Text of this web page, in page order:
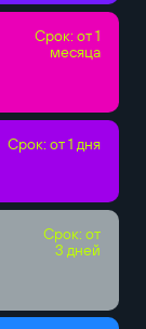
Срок: от 1
месяца
Срок: от 1 дня
Срок: от
3 дней